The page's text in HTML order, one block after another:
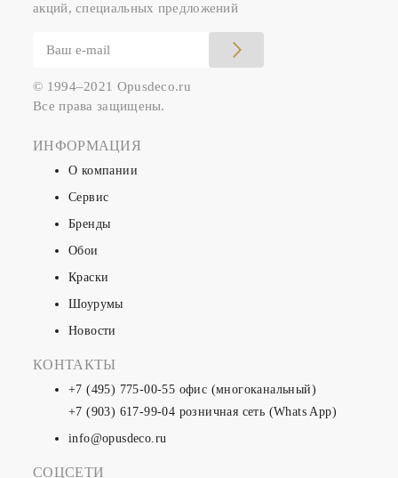
акций, специальных предложений
© 1994–2021 Opusdeco.ru
Все права защищены.
ИНФОРМАЦИЯ
О компании
Сервис
Бренды
Обои
Краски
Шоурумы
Новости
КОНТАКТЫ
+7 (495) 775-00-55 офис (многоканальный)
+7 (903) 617-99-04 розничная сеть (Whats App)
info@opusdeco.ru
СОЦСЕТИ